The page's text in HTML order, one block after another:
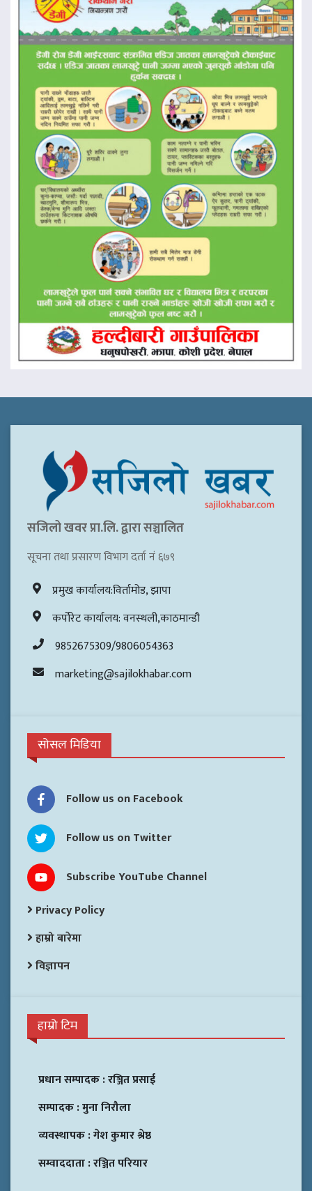
सजिलो खवर प्रा.लि. द्वारा सञ्चालित
सूचना तथा प्रसारण विभाग दर्ता नं ६७९
प्रमुख कार्यालय:विर्तामोड, झापा
कर्पोरेट कार्यालय: वनस्थली,काठमान्डौ
9852675309/9806054363
marketing@sajilokhabar.com
सोसल मिडिया
Follow us on Facebook
Follow us on Twitter
Subscribe YouTube Channel
Privacy Policy
हाम्रो बारेमा
विज्ञापन
हाम्रो टिम
प्रधान सम्पादक :रञ्जित प्रसाई
सम्पादक :मुना निरौला
व्यवस्थापक :गेश कुमार श्रेष्ठ
सम्वाददाता :रञ्जित परियार